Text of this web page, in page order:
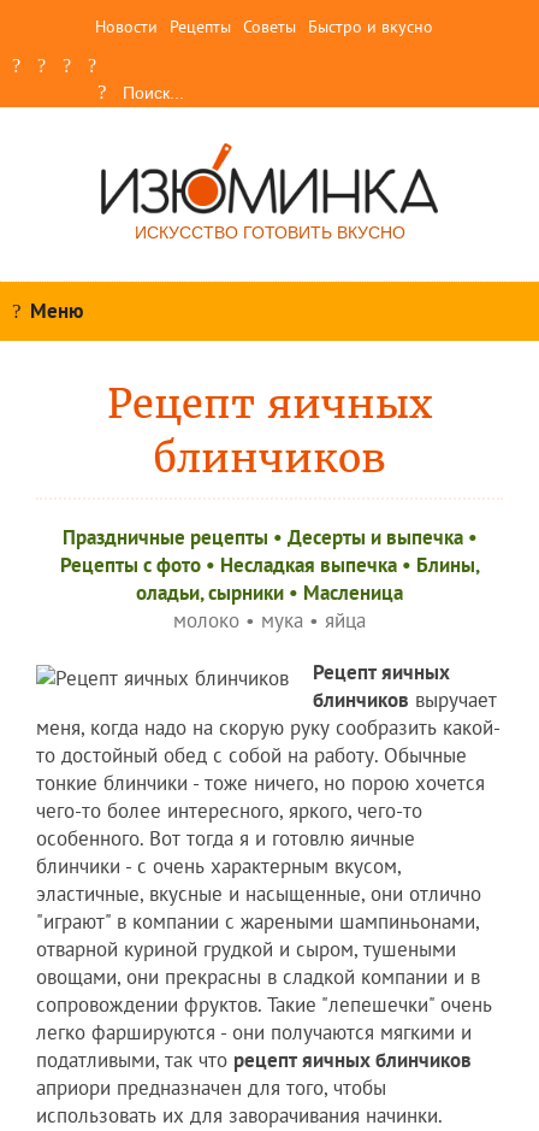
Новости Рецепты Советы Быстро и вкусно
ИСКУССТВО ГОТОВИТЬ ВКУСНО
Меню
Рецепт яичных
блинчиков
Праздничные рецепты • Десерты и выпечка•
Рецепты c фото• Несладкая выпечка• Блины,
оладьи, сырники • Масленица
молоко • мука • яйца
Рецепт яичных
блинчиков выручает
меня, когда надо на скорую руку сообразить какой-
то достойный обед с собой на работу. Обычные
тонкие блинчики - тоже ничего, но порою хочется
чего-то более интересного, яркого, чего-то
особенного. Вот тогда я и готовлю яичные
блинчики - с очень характерным вкусом,
эластичные, вкусные и насыщенные, они отлично
"играют" в компании с жареными шампиньонами,
отварной куриной грудкой и сыром, тушеными
овощами, они прекрасны в сладкой компании и в
сопровождении фруктов. Такие "лепешечки" очень
легко фаршируются - они получаются мягкими и
податливыми, так что рецепт яичных блинчиков
априори предназначен для того, чтобы
использовать их для заворачивания начинки.